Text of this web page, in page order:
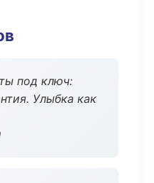
под ключ:
Улыбка как